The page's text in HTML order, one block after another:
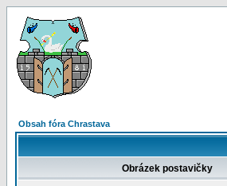
Obsah fóra Chrastava
Obrázek postavičky